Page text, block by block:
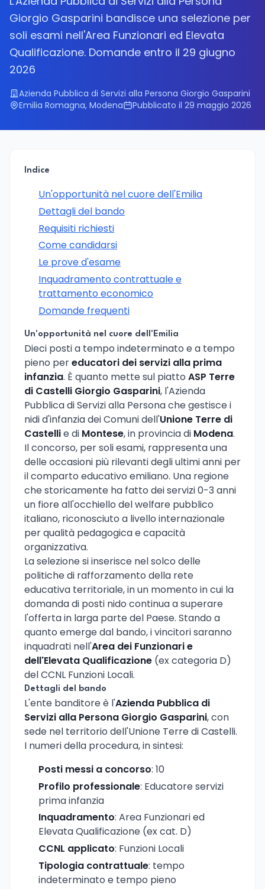
Giorgio Gasparini bandisce una selezione per
soli esami nell'Area Funzionari ed Elevata
Qualificazione. Domande entro il 29 giugno
2026
Azienda Pubblica di Servizi alla Persona Giorgio Gasparini
Emilia Romagna, Modena
Pubblicato il 29 maggio 2026
Indice
Un'opportunità nel cuore dell'Emilia
Dettagli del bando
Requisiti richiesti
Come candidarsi
Le prove d'esame
Inquadramento contrattuale e
trattamento economico
Domande frequenti
Un'opportunità nel cuore dell'Emilia
Dieci posti a tempo indeterminato e a tempo
pieno pereducatori dei servizi alla prima
infanzia. È quanto mette sul piatto ASP Terre
di Castelli Giorgio Gasparini, l'Azienda
Pubblica di Servizi alla Persona che gestisce i
nidi d'infanzia dei Comuni dell'Unione Terre di
Castellie di Montese, in provincia di Modena.
Il concorso, per soli esami, rappresenta una
delle occasioni più rilevanti degli ultimi anni per
il comparto educativo emiliano. Una regione
che storicamente ha fatto dei servizi 0-3 anni
un fiore all'occhiello del welfare pubblico
italiano, riconosciuto a livello internazionale
per qualità pedagogica e capacità
organizzativa.
La selezione si inserisce nel solco delle
politiche di rafforzamento della rete
educativa territoriale, in un momento in cui la
domanda di posti nido continua a superare
l'offerta in larga parte del Paese. Stando a
quanto emerge dal bando, i vincitori saranno
inquadrati nell'Area dei Funzionari e
dell'Elevata Qualificazione (ex categoria D)
del CCNL Funzioni Locali.
Dettagli del bando
L'ente banditore è l'Azienda Pubblica di
Servizi alla Persona Giorgio Gasparini, con
sede nel territorio dell'Unione Terre di Castelli.
I numeri della procedura, in sintesi:
Posti messi a concorso: 10
Profilo professionale: Educatore servizi
prima infanzia
Inquadramento: Area Funzionari ed
Elevata Qualificazione (ex cat. D)
CCNL applicato: Funzioni Locali
Tipologia contrattuale: tempo
indeterminato e tempo pieno